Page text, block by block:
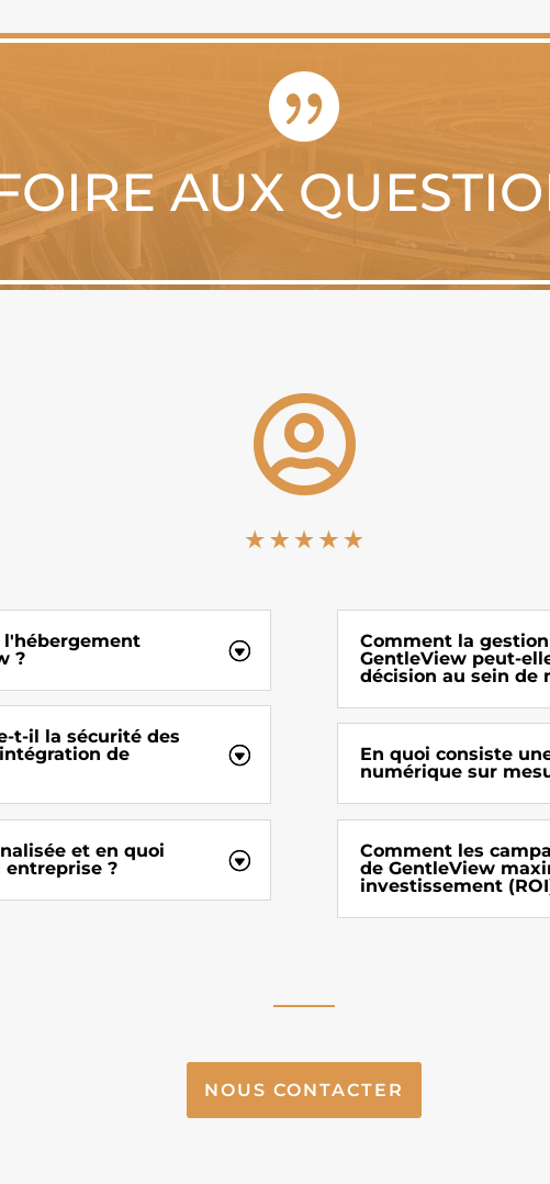

AUX

l'hébergement
?
t-il la sécurité des
de
et en quoi
entreprise ?
Comment la
GentleView peut-
décision au sein de
En quoi consiste
numérique sur
Comment les
de GentleView
investissement
NOUS CONTACTER